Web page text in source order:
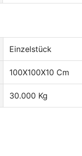
Einzelstück
100X100X10 Cm
30.000 Kg